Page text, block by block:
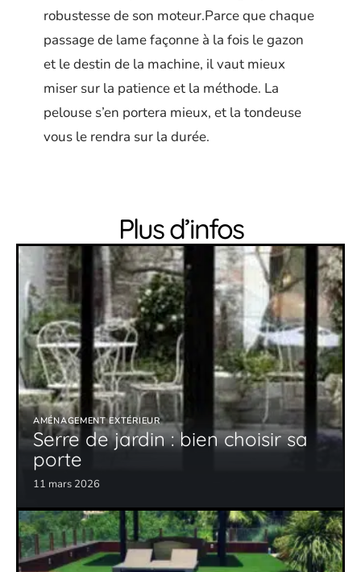
robustesse de son moteur.Parce que chaque
passage de lame façonne à la fois le gazon
et le destin de la machine, il vaut mieux
miser sur la patience et la méthode. La
pelouse s’en portera mieux, et la tondeuse
vous le rendra sur la durée.
Plus d’infos
AMÉNAGEMENT EXTÉRIEUR
Serre de jardin : bien choisir sa
porte
11 mars 2026